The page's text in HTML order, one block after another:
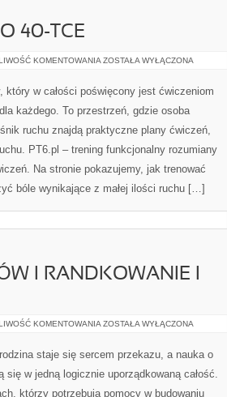
40-TCE
KOMENTOWANIA DIETA
FIT
PO
TCE
ZOSTAŁA WYŁĄCZONA
w całości poświęcony jest ćwiczeniom
każdego. To przestrzeń, gdzie osoba
ruchu znajdą praktyczne plany ćwiczeń,
PT6.pl – trening funkcjonalny rozumiany
Na stronie pokazujemy, jak trenować
bóle wynikające z małej ilości ruchu […]
I RANDKOWANIE I
KOMENTOWANIA PSYCHOLOGIA
RANDKOWANIE
I
RELACJI
ZOSTAŁA WYŁĄCZONA
staje się sercem przekazu, a nauka o
w jedną logicznie uporządkowaną całość.
którzy potrzebują pomocy w budowaniu